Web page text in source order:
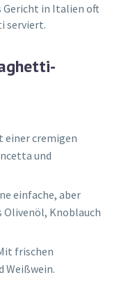
Gericht in Italien oft
serviert.
einer cremigen
und
einfache, aber
Olivenöl, Knoblauch
frischen
Weißwein.